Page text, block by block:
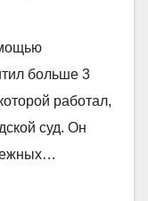
больше 3
работал,
суд. Он